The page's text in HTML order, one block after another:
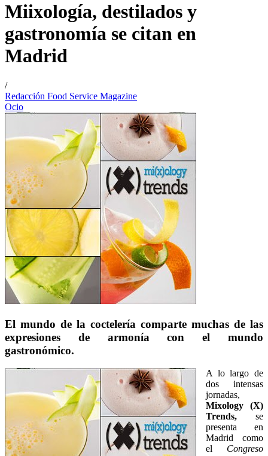
Miixología, destilados y
gastronomía se citan en
Madrid
/
Redacción Food Service Magazine
Ocio
El mundo de la coctelería comparte muchas de las
expresiones de armonía con el mundo
gastronómico.
A lo largo de
dos intensas
jornadas,
Mixology (X)
Trends, se
presenta en
Madrid como
el Congreso